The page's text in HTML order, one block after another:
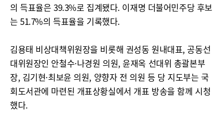
의 득표율은 39.3%로 집계됐다. 이재명 더불어민주당 후보
는 51.7%의 득표율을 기록했다.
김용태 비상대책위원장을 비롯해 권성동 원내대표, 공동선
대위원장인 안철수·나경원 의원, 윤재옥 선대위 총괄본부
장, 김기현·최보윤 의원, 양향자 전 의원 등 당 지도부는 국
회도서관에 마련된 개표상황실에서 개표 방송을 함께 시청
했다.